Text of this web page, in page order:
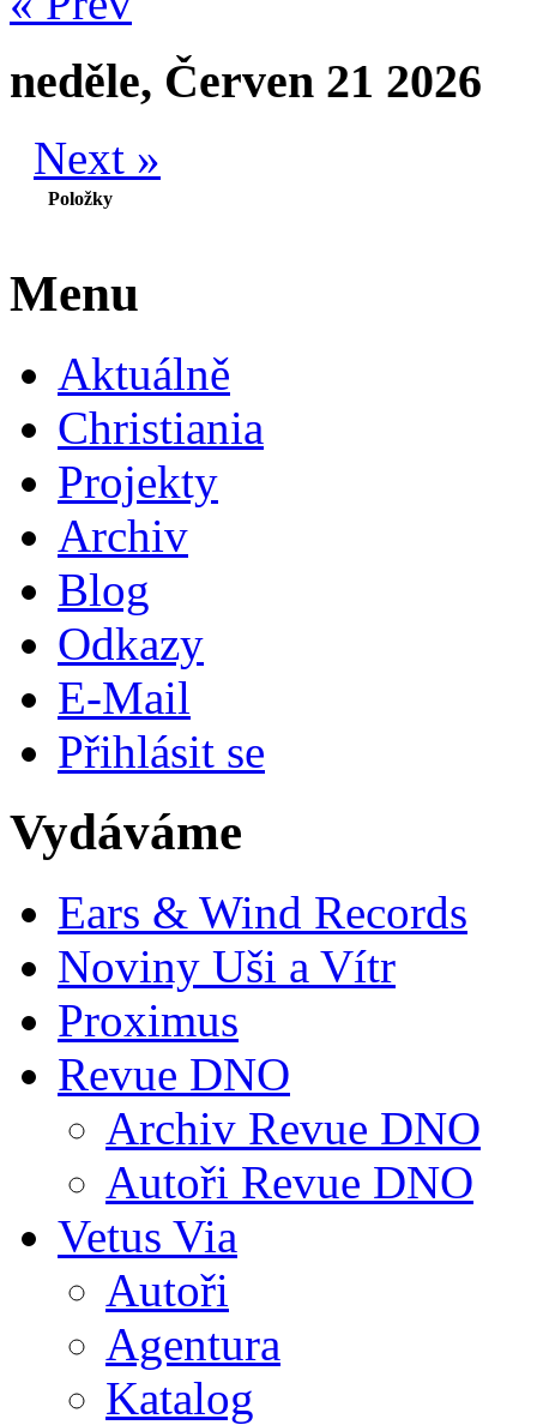
neděle, Červen 21 2026
Next »
Položky
Menu
Aktuálně
Christiania
Projekty
Archiv
Blog
Odkazy
E-Mail
Přihlásit se
Vydáváme
Ears & Wind Records
Noviny Uši a Vítr
Proximus
Revue DNO
Archiv Revue DNO
Autoři Revue DNO
Vetus Via
Autoři
Agentura
Katalog